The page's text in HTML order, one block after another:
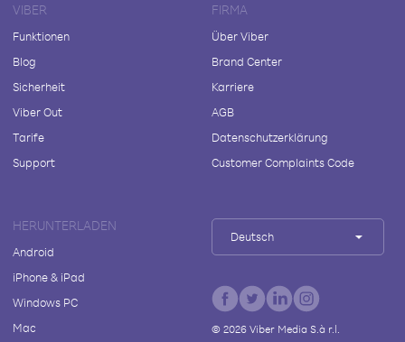
VIBER
Funktionen
Blog
Sicherheit
Viber Out
Tarife
Support
FIRMA
Über Viber
Brand Center
Karriere
AGB
Datenschutzerklärung
Customer Complaints Code
HERUNTERLADEN
Android
iPhone & iPad
Windows PC
Mac
Deutsch
© 2026Viber Media S.à r.l.